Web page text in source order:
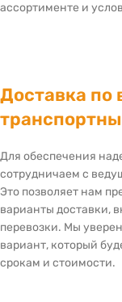
ассортименте и
Доставка по
Для обеспечения
сотрудничаем с
Это позволяет нам
варианты доставки,
перевозки. Мы
вариант, который
срокам и стоимости.